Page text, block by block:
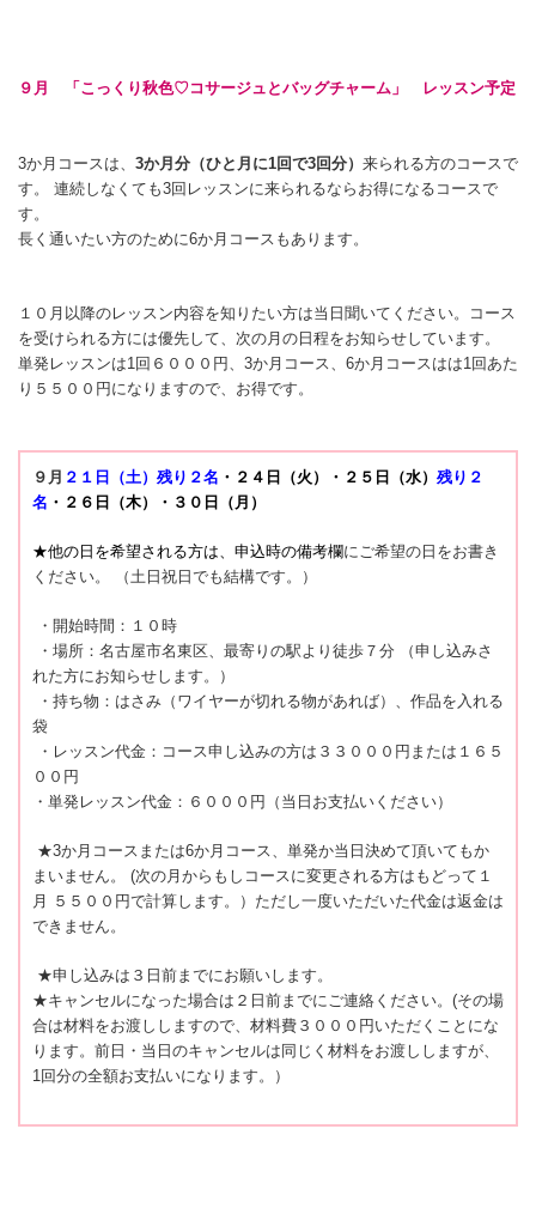
９月 「こっくり秋色♡コサージュとバッグチャーム」 レッスン予定
3か月コースは、 3か月分（ひと月に1回で3回分） 来られる方のコースで
す。 連続しなくても3回レッスンに来られるならお得になるコースで
す。
長く通いたい方のために6か月コースもあります。
１０月以降のレッスン内容を知りたい方は当日聞いてください。コース
を受けられる方には優先して、次の月の日程をお知らせしています。
単発レッスンは1回６０００円、3か月コース、6か月コースはは1回あた
り５５００円になりますので、お得です。
９月 ２１日（土）残り２名 ・２４日（火）・２５日 （水） 残り２
名 ・２６日（木）・３０ 日（月）
★他の日を希望される方は、申込時の備考欄にご希望の日をお書き
ください。 （土日祝日でも結構です。）
・開始時間：１０時
・場所：名古屋市名東区、最寄りの駅より徒歩７分 （申し込みさ
れた方にお知らせします。）
・持ち物：はさみ（ワイヤーが切れる物があれば）、作品を入れる
袋
・レッスン代金：コース申し込みの方は３３０００円または１６５
００円
・単発レッスン代金：６０００円（当日お支払いください）
★3か月コースまたは6か月コース、単発か当日決めて頂いてもか
まいません。 (次の月からもしコースに変更される方はもどって１
月 ５５００円で計算します。）ただし一度いただいた代金は返金は
できません。
★申し込みは３日前までにお願いします。
★キャンセルになった場合は２日前までにご連絡ください。(その場
合は材料をお渡ししますので、材料費３０００円いただくことにな
ります。前日・当日のキャンセルは同じく材料をお渡ししますが、
1回分の全額お支払いになります。）